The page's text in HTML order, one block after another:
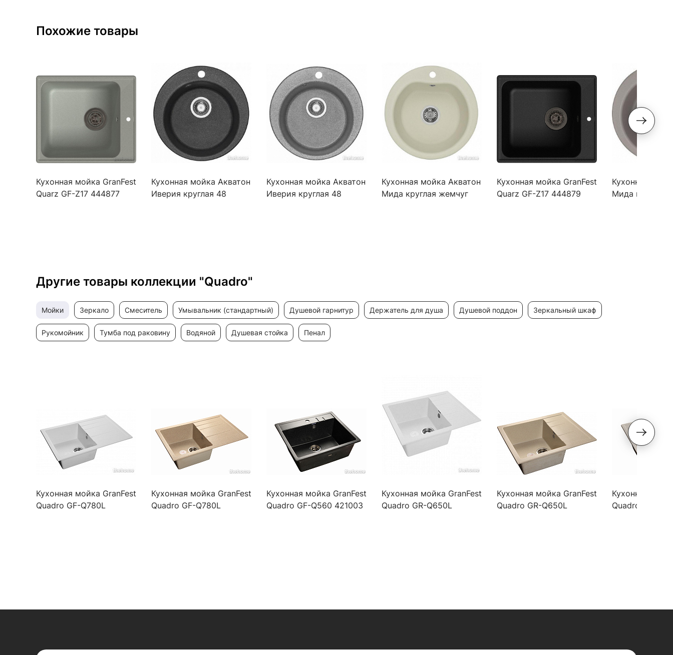
Похожие товары
Кухонная мойка GranFest
Quarz GF-Z17 444877
Кухонная мойка Акватон
Иверия круглая 48
Кухонная мойка Акватон
Иверия круглая 48
Кухонная мойка Акватон
Мида круглая жемчуг
Кухонная мойка GranFest
Quarz GF-Z17 444879
Кухонная
Мида круглая
Другие товары коллекции "Quadro"
мойки зеркало смеситель умывальник (стандартный) душевой гарнитур держатель для душа душевой поддон зеркальный шкаф
рукомойник тумба под раковину водяной душевая стойка пенал
Кухонная мойка GranFest
Quadro GF-Q780L
Кухонная мойка GranFest
Quadro GF-Q780L
Кухонная мойка GranFest
Quadro GF-Q560 421003
Кухонная мойка GranFest
Quadro GR-Q650L
Кухонная мойка GranFest
Quadro GR-Q650L
Кухонная
Quadro GF-